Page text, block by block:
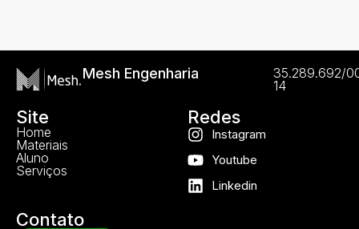
Mesh Engenharia
35.289.692/
14
Site
Home
Materiais
Aluno
Serviços
Redes
Instagram
Youtube
Linkedin
Contato